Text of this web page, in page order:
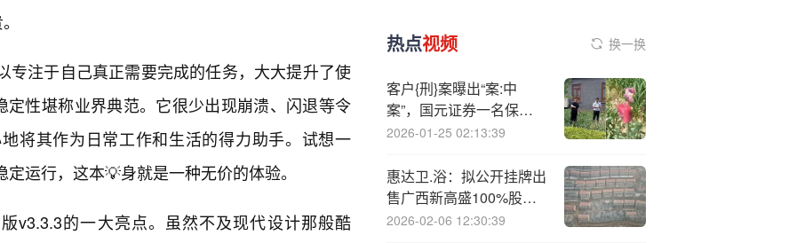
专注于自己真正需要完成的任务，大大提升了使
性堪称业界典范。它很少出现崩溃、闪退等令
将其作为日常工作和生活的得力助手。试想一
运行，这本💡身就是一种无价的体验。
v3.3.3的一大亮点。虽然不及现代设计那般酷
热点视频 换一换
客户{刑}案曝出“案:中
案”，国元证券一名保代
牵扯其中，昔日“深度捆
2026-01-25 02:13:39
惠达卫.浴：拟公开挂牌出
售广西新高盛100%股权
及债权
2026-02-06 12:30:39